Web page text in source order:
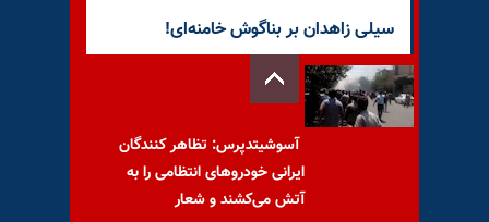
سیلی زاهدان بر بناگوش خامنه‌ای!
آسوشیتدپرس: تظاهر کنندگان
ایرانی خودروهای انتظامی را به
آتش می‌کشند و شعار